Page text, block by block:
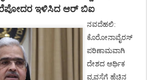
ಇಳಿಸಿದ ಆರ್ ಬಿಐ
ನವದೆಹಲಿ:
ಕೊರೋನಾವೈರಸ್
ಪರಿಣಾಮವಾಗಿ
ದೇಶದ ಆರ್ಥಿಕ
ವ್ಯವಸ್ಥೆಗೆ ಹೆಚ್ಚಿನ